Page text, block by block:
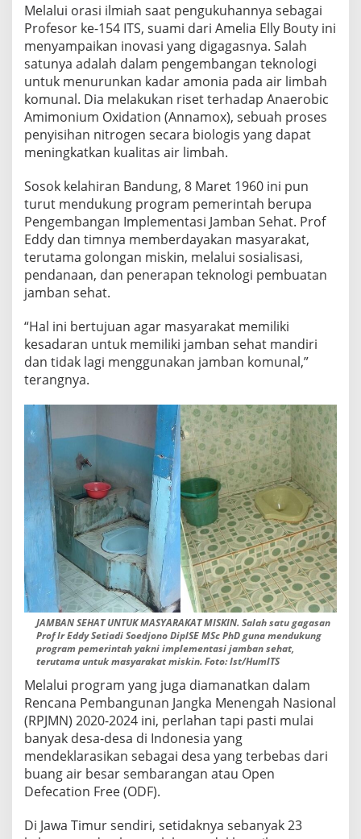
Melalui orasi ilmiah saat pengukuhannya sebagai
Profesor ke-154 ITS, suami dari Amelia Elly Bouty ini
menyampaikan inovasi yang digagasnya. Salah
satunya adalah dalam pengembangan teknologi
untuk menurunkan kadar amonia pada air limbah
komunal. Dia melakukan riset terhadap Anaerobic
Amimonium Oxidation (Annamox), sebuah proses
penyisihan nitrogen secara biologis yang dapat
meningkatkan kualitas air limbah.
Sosok kelahiran Bandung, 8 Maret 1960 ini pun
turut mendukung program pemerintah berupa
Pengembangan Implementasi Jamban Sehat. Prof
Eddy dan timnya memberdayakan masyarakat,
terutama golongan miskin, melalui sosialisasi,
pendanaan, dan penerapan teknologi pembuatan
jamban sehat.
“Hal ini bertujuan agar masyarakat memiliki
kesadaran untuk memiliki jamban sehat mandiri
dan tidak lagi menggunakan jamban komunal,”
terangnya.
JAMBAN SEHAT UNTUK MASYARAKAT MISKIN. Salah satu gagasan
Prof Ir Eddy Setiadi Soedjono DiplSE MSc PhD guna mendukung
program pemerintah yakni implementasi jamban sehat,
terutama untuk masyarakat miskin. Foto: Ist/HumITS
Melalui program yang juga diamanatkan dalam
Rencana Pembangunan Jangka Menengah Nasional
(RPJMN) 2020-2024 ini, perlahan tapi pasti mulai
banyak desa-desa di Indonesia yang
mendeklarasikan sebagai desa yang terbebas dari
buang air besar sembarangan atau Open
Defecation Free (ODF).
Di Jawa Timur sendiri, setidaknya sebanyak 23